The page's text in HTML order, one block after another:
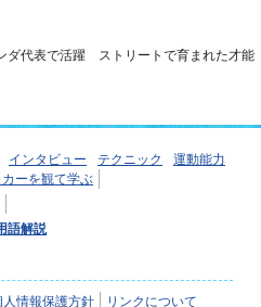
ダ代表で活躍 ストリートで育まれた才能
インタビュー テクニック
運動能力
ーを観て学ぶ
語解説
人情報保護方針 リンクについて